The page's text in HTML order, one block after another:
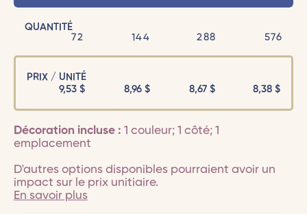
QUANTITÉ
72
144 288 576
PRIX / UNITÉ
9,53 $ 8,96$ 8,67$ 8,38$
Décoration incluse : 1 couleur; 1 côté; 1
emplacement
D'autres options disponibles pourraient avoir un
impact sur le prix unitiaire.
En savoir plus